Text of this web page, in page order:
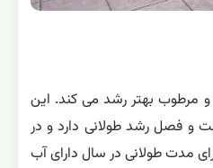
مرطوب بهتر رشد می کند. این
و فصل رشد طولانی دارد و در
مدت طولانی در سال دارای آب